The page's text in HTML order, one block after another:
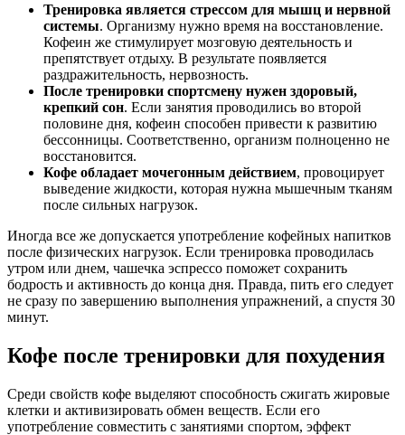
Тренировка является стрессом для мышц и нервной
системы. Организму нужно время на восстановление.
Кофеин же стимулирует мозговую деятельность и
препятствует отдыху. В результате появляется
раздражительность, нервозность.
После тренировки спортсмену нужен здоровый,
крепкий сон. Если занятия проводились во второй
половине дня, кофеин способен привести к развитию
бессонницы. Соответственно, организм полноценно не
восстановится.
Кофе обладает мочегонным действием, провоцирует
выведение жидкости, которая нужна мышечным тканям
после сильных нагрузок.
Иногда все же допускается употребление кофейных напитков
после физических нагрузок. Если тренировка проводилась
утром или днем, чашечка эспрессо поможет сохранить
бодрость и активность до конца дня. Правда, пить его следует
не сразу по завершению выполнения упражнений, а спустя 30
минут.
Кофе после тренировки для похудения
Среди свойств кофе выделяют способность сжигать жировые
клетки и активизировать обмен веществ. Если его
употребление совместить с занятиями спортом, эффект